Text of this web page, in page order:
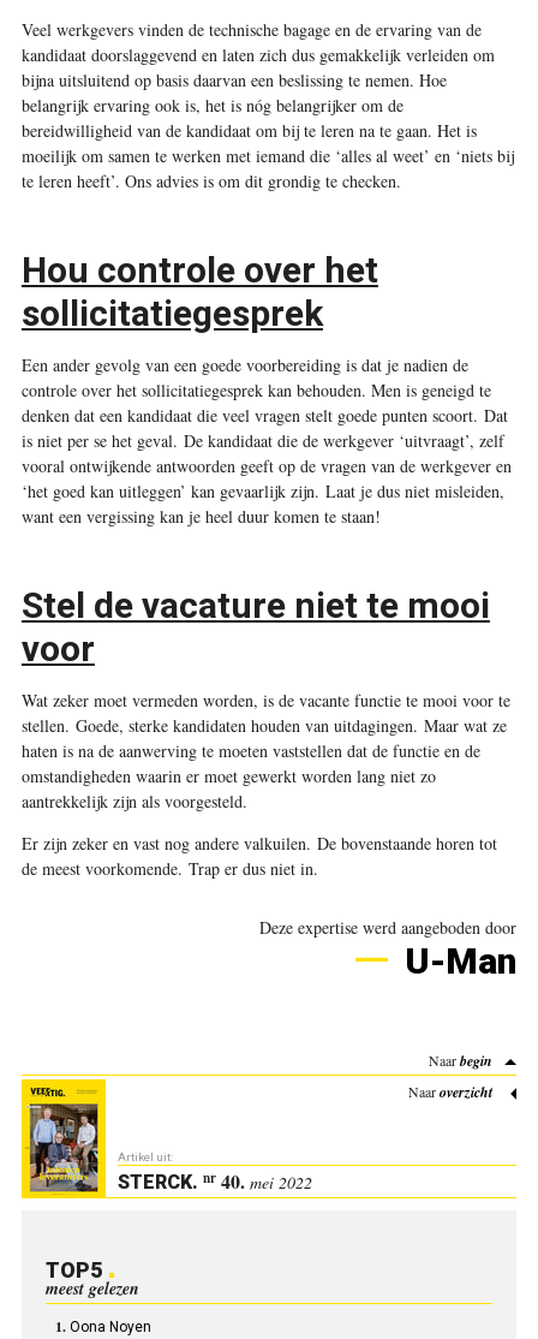
Veel werkgevers vinden de technische bagage en de ervaring van de
kandidaat doorslaggevend en laten zich dus gemakkelijk verleiden om
bijna uitsluitend op basis daarvan een beslissing te nemen. Hoe
belangrijk ervaring ook is, het is nóg belangrijker om de
bereidwilligheid van de kandidaat om bij te leren na te gaan. Het is
moeilijk om samen te werken met iemand die ‘alles al weet’ en ‘niets bij
te leren heeft’. Ons advies is om dit grondig te checken.
Hou controle over het
sollicitatiegesprek
Een ander gevolg van een goede voorbereiding is dat je nadien de
controle over het sollicitatiegesprek kan behouden. Men is geneigd te
denken dat een kandidaat die veel vragen stelt goede punten scoort. Dat
is niet per se het geval. De kandidaat die de werkgever ‘uitvraagt’, zelf
vooral ontwijkende antwoorden geeft op de vragen van de werkgever en
‘het goed kan uitleggen’ kan gevaarlijk zijn. Laat je dus niet misleiden,
want een vergissing kan je heel duur komen te staan!
Stel de vacature niet te mooi
voor
Wat zeker moet vermeden worden, is de vacante functie te mooi voor te
stellen. Goede, sterke kandidaten houden van uitdagingen. Maar wat ze
haten is na de aanwerving te moeten vaststellen dat de functie en de
omstandigheden waarin er moet gewerkt worden lang niet zo
aantrekkelijk zijn als voorgesteld.
Er zijn zeker en vast nog andere valkuilen. De bovenstaande horen tot
de meest voorkomende. Trap er dus niet in.
Deze expertise werd aangeboden door
U-Man
Naarbegin
Naaroverzicht
Artikel uit:
STERCK. nr40. mei 2022
TOP5
meest gelezen
Oona Noyen